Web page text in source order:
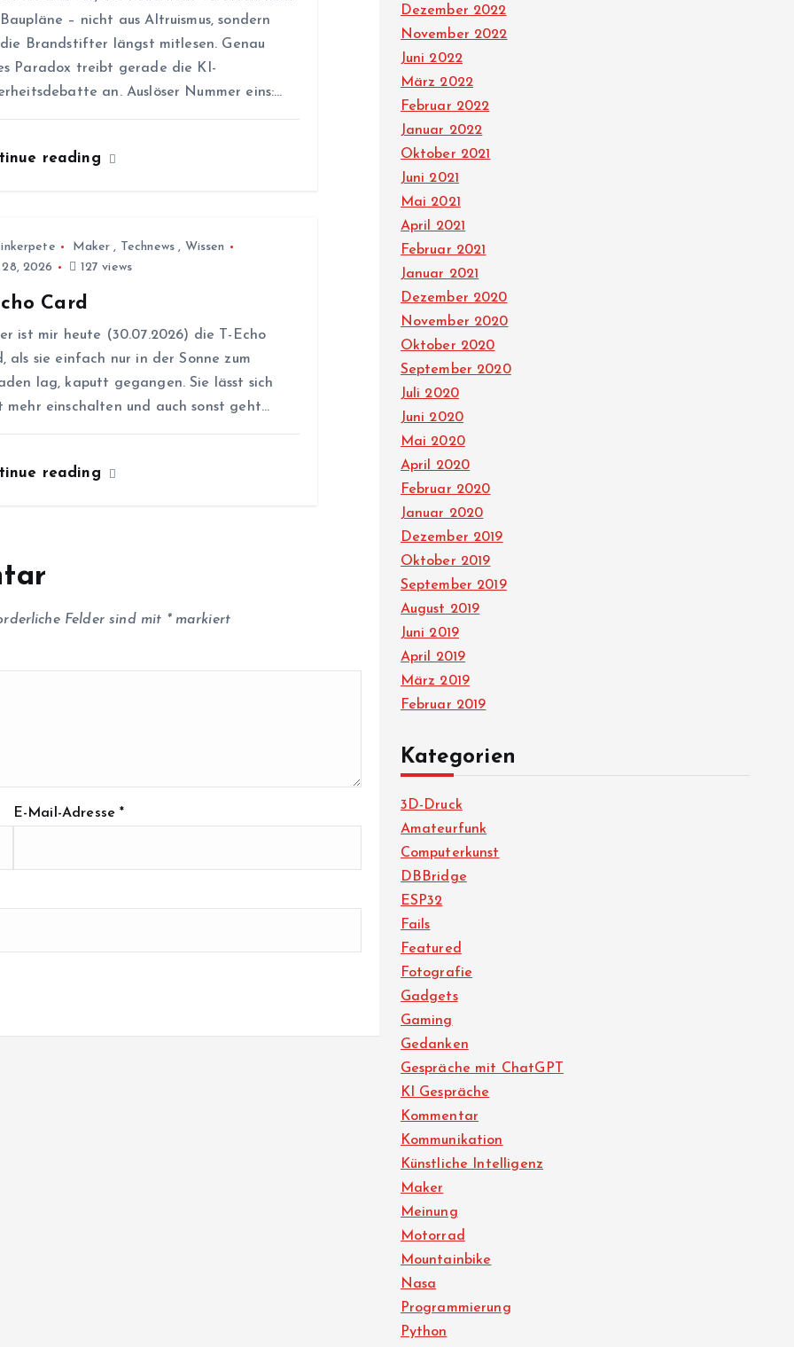
– nicht aus Altruismus, sondern
Brandstifter längst mitlesen. Genau
Paradox treibt gerade die KI-
an. Auslöser Nummer eins:…
reading
Maker , Technews , Wissen
2026
127 views
Card
ist mir heute (30.07.2026) die T-Echo
als sie einfach nur in der Sonne zum
lag, kaputt gegangen. Sie lässt sich
mehr einschalten und auch sonst geht…
reading
Felder sind mit *markiert
E-Mail-Adresse*
Dezember 2022
November 2022
Juni 2022
März 2022
Februar 2022
Januar 2022
Oktober 2021
Juni 2021
Mai 2021
April 2021
Februar 2021
Januar 2021
Dezember 2020
November 2020
Oktober 2020
September 2020
Juli 2020
Juni 2020
Mai 2020
April 2020
Februar 2020
Januar 2020
Dezember 2019
Oktober 2019
September 2019
August 2019
Juni 2019
April 2019
März 2019
Februar 2019
Kategorien
3D-Druck
Amateurfunk
Computerkunst
DBBridge
ESP32
Fails
Featured
Fotografie
Gadgets
Gaming
Gedanken
Gespräche mit ChatGPT
KI Gespräche
Kommentar
Kommunikation
Künstliche Intelligenz
Maker
Meinung
Motorrad
Mountainbike
Nasa
Programmierung
Python